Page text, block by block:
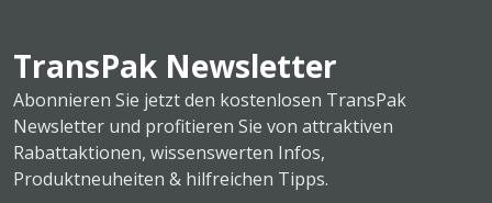
TransPak Newsletter
Abonnieren Sie jetzt den kostenlosen TransPak
Newsletter und profitieren Sie von attraktiven
Rabattaktionen, wissenswerten Infos,
Produktneuheiten & hilfreichen Tipps.